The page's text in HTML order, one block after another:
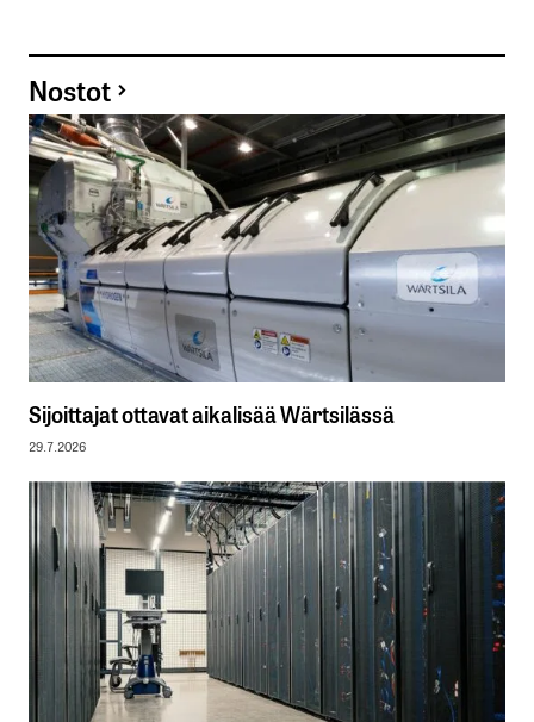
Nostot
Sijoittajat ottavat aikalisää Wärtsilässä
29.7.2026